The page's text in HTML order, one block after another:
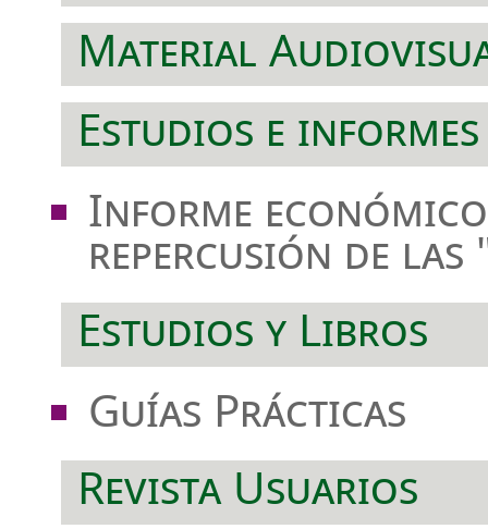
Material
Estudios e informes
Informe
repercusión de
Estudios y Libros
Guías Prácticas
Revista Usuarios